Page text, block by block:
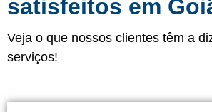
satisfeitos em
Veja o que nossos clientes têm a
serviços!